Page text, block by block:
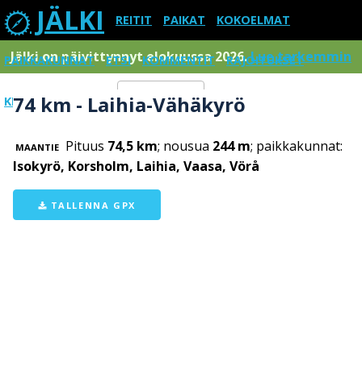
JÄLKI REITIT PAIKAT KOKOELMAT
PAIKKAKUNNAT ETSI KOMMENTIT RAJOITUKSET
KIRJAUDU SISÄÄN Menu
Jälki on päivittynnyt elokuussa 2026.Lue tarkemmin
74 km - Laihia-Vähäkyrö
MAANTIE Pituus 74,5 km; nousua 244 m; paikkakunnat:
Isokyrö, Korsholm, Laihia, Vaasa, Vörå
TALLENNA GPX